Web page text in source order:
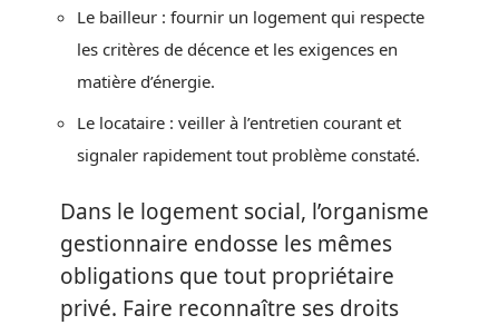
Le bailleur : fournir un logement qui respecte
les critères de décence et les exigences en
matière d’énergie.
Le locataire : veiller à l’entretien courant et
signaler rapidement tout problème constaté.
Dans le logement social, l’organisme
gestionnaire endosse les mêmes
obligations que tout propriétaire
privé. Faire reconnaître ses droits